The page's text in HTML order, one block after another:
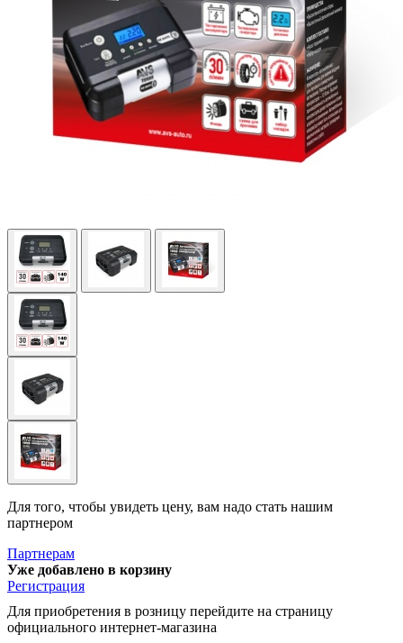
Для того, чтобы увидеть цену, вам надо стать нашим
партнером
Партнерам
Уже добавлено в корзину
Регистрация
Для приобретения в розницу перейдите на страницу
официального интернет-магазина